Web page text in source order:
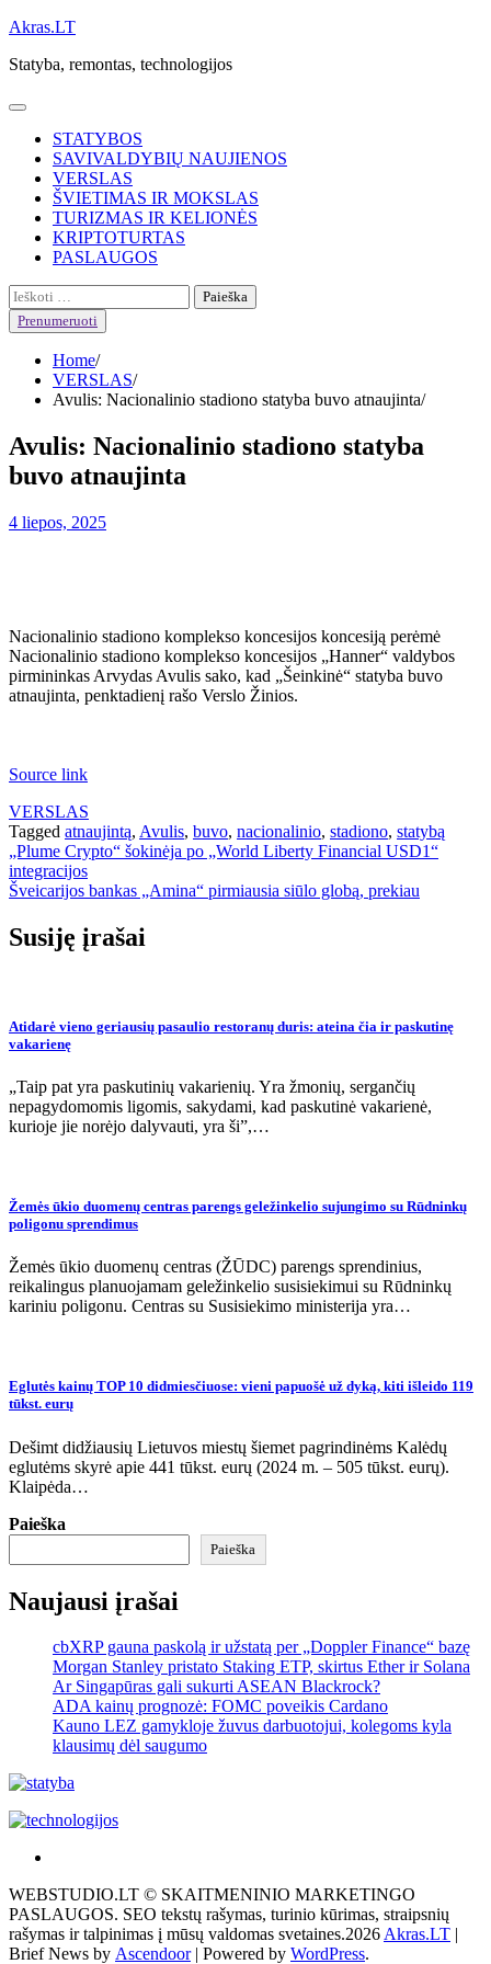
Skip
content
Akras.LT
Statyba, remontas, technologijos
STATYBOS
SAVIVALDYBIŲ NAUJIENOS
VERSLAS
ŠVIETIMAS IR MOKSLAS
TURIZMAS IR KELIONĖS
KRIPTOTURTAS
PASLAUGOS
Ieškoti:
Prenumeruoti
Home
VERSLAS
Avulis: Nacionalinio stadiono statyba buvo atnaujinta
Avulis: Nacionalinio stadiono statyba
buvo atnaujinta
4 liepos, 2025
Nacionalinio stadiono komplekso koncesijos koncesiją perėmė
Nacionalinio stadiono komplekso koncesijos „Hanner“ valdybos
pirmininkas Arvydas Avulis sako, kad „Šeinkinė“ statyba buvo
atnaujinta, penktadienį rašo Verslo Žinios.
Source link
VERSLAS
Tagged atnaujintą, Avulis, buvo, nacionalinio, stadiono, statybą
Navigacija
tarp
„Plume Crypto“ šokinėja po „World Liberty Financial USD1“
integracijos
Šveicarijos bankas „Amina“ pirmiausia siūlo globą, prekiau
Susiję įrašai
Atidarė vieno geriausių pasaulio restoranų duris: ateina čia ir paskutinę
vakarienę
„Taip pat yra paskutinių vakarienių. Yra žmonių, sergančių
nepagydomomis ligomis, sakydami, kad paskutinė vakarienė,
kurioje jie norėjo dalyvauti, yra ši”,…
Žemės ūkio duomenų centras parengs geležinkelio sujungimo su Rūdninkų
poligonu sprendimus
Žemės ūkio duomenų centras (ŽŪDC) parengs sprendinius,
reikalingus planuojamam geležinkelio susisiekimui su Rūdninkų
kariniu poligonu. Centras su Susisiekimo ministerija yra…
Eglutės kainų TOP 10 didmiesčiuose: vieni papuošė už dyką, kiti išleido 119
tūkst. eurų
Dešimt didžiausių Lietuvos miestų šiemet pagrindinėms Kalėdų
eglutėms skyrė apie 441 tūkst. eurų (2024 m. – 505 tūkst. eurų).
Klaipėda…
Paieška
Paieška
Naujausi įrašai
cbXRP gauna paskolą ir užstatą per „Doppler Finance“ bazę
Morgan Stanley pristato Staking ETP, skirtus Ether ir Solana
Ar Singapūras gali sukurti ASEAN Blackrock?
ADA kainų prognozė: FOMC poveikis Cardano
Kauno LEZ gamykloje žuvus darbuotojui, kolegoms kyla
klausimų dėl saugumo
tai
žemės
ploto
matavimo
WEBSTUDIO.LT © SKAITMENINIO MARKETINGO
PASLAUGOS. SEO tekstų rašymas, turinio kūrimas, straipsnių
rašymas ir talpinimas į mūsų valdomas svetaines.2026Akras.LT
Brief News by Ascendoor| Powered by WordPress.